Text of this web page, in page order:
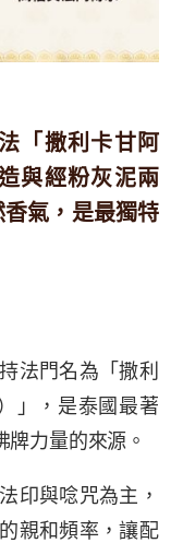
「撒利卡甘阿
與經粉灰泥兩
氣，是最獨特
法門名為「撒利
」，是泰國最著
力量的來源。
印與唸咒為主，
親和頻率，讓配